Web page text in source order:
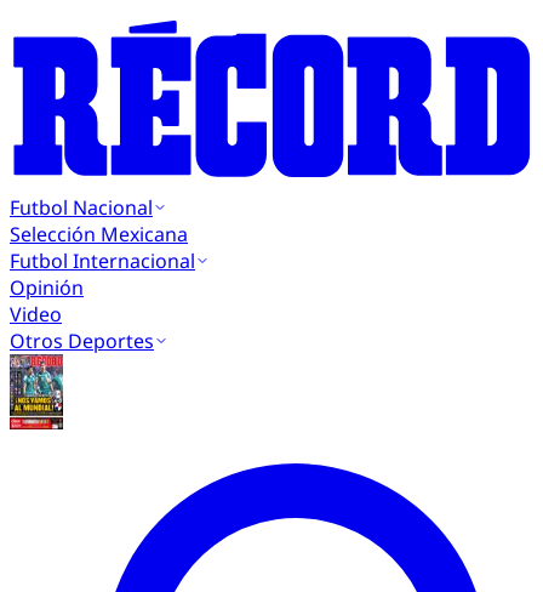
Futbol Nacional
Selección Mexicana
Futbol Internacional
Opinión
Video
Otros Deportes